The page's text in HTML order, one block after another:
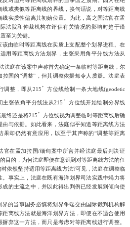
或类似等距离线的界线，换句话说，对等距离线
实质性偏离其初始位置。为此，高之国法官在孟
法院和仲裁机构在评估有关情况的影响时趋于谨
至为关键。
由临时等距离线在实质上支配整个划界进程。在
用等距离线方法划界，主张采用角平分线方法从
法庭在该案中声称首先确定一条临时等距离线，尔
拉国的“调整”，但其调整依据却令人质疑。法庭表
调整，即从215 方位线绘制一条大地线(geodetic
主张依角平分线法从215 方位线开始绘制分界线
终还是将215
方位线视为调整临时等距离线后确
与依据。如此看来，法庭似乎知道等距离线方法
果却仍然有意应用，以至于其声称的“调整等距离
官在孟加拉国/缅甸案中所言并经法庭最后判决证
目的，为何法庭即便在意识到对等距离线方法的任
依然坚持适用等距离线方法?可见，法庭在调整临
事实上， 法庭在既有海洋划界司法实践中竭力将
的主流之中，并以此得出判例已经发展到倾向使
的当事国务必慎将划界争端交由国际裁判机构解
离线方法就是海洋划界方法，即便在不适合使用
弃这一方法，而只是考虑对等距离线进行调整。